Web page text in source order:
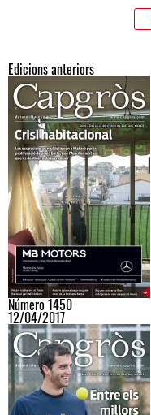
Edicions anteriors
Número 1450
12/04/2017